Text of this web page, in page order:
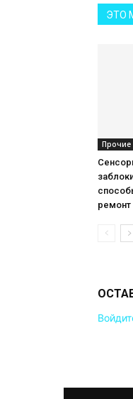
ЭТО
Прочие
ремонт